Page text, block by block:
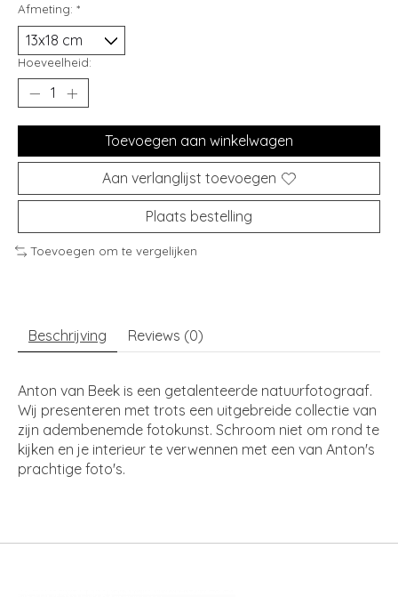
Afmeting: *
Hoeveelheid:
Toevoegen aan winkelwagen
Aan verlanglijst toevoegen
Plaats bestelling
Toevoegen om te vergelijken
Beschrijving Reviews (0)
Anton van Beek is een getalenteerde natuurfotograaf.
Wij presenteren met trots een uitgebreide collectie van
zijn adembenemde fotokunst. Schroom niet om rond te
kijken en je interieur te verwennen met een van Anton's
prachtige foto's.